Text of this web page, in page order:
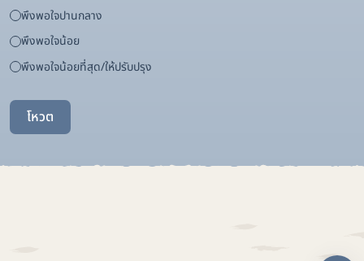
พึงพอใจปานกลาง
พึงพอใจน้อย
พึงพอใจน้อยที่สุด/ให้ปรับปรุง
โหวต